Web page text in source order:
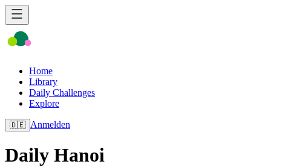
Home
Library
Daily Challenges
Explore
🇩🇪 Anmelden
Daily Hanoi